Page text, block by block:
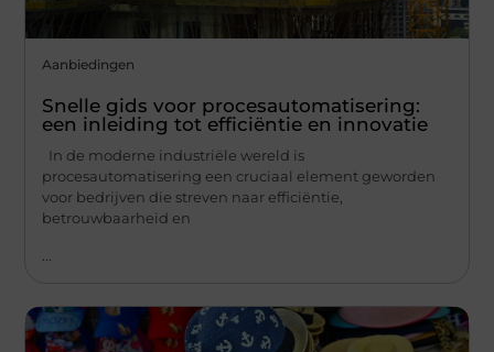
Aanbiedingen
Snelle gids voor procesautomatisering:
een inleiding tot efficiëntie en innovatie
In de moderne industriële wereld is
procesautomatisering een cruciaal element geworden
voor bedrijven die streven naar efficiëntie,
betrouwbaarheid en